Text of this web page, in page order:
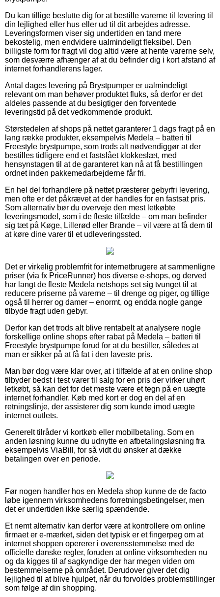
Du kan tillige beslutte dig for at bestille varerne til levering til
din lejlighed eller hus eller ud til dit arbejdes adresse.
Leveringsformen viser sig undertiden en tand mere
bekostelig, men endvidere ualmindeligt fleksibel. Den
billigste form for fragt vil dog altid være at hente varerne selv,
som desværre afhænger af at du befinder dig i kort afstand af
internet forhandlerens lager.
Antal dages levering på Brystpumper er ualmindeligt
relevant om man behøver produktet fluks, så derfor er det
aldeles passende at du besigtiger den forventede
leveringstid på det vedkommende produkt.
Størstedelen af shops på nettet garanterer 1 dags fragt på en
lang række produkter, eksempelvis Medela – batteri til
Freestyle brystpumpe, som trods alt nødvendiggør at der
bestilles tidligere end et fastslået klokkeslæt, med
hensynstagen til at de garanteret kan nå at få bestillingen
ordnet inden pakkemedarbejderne får fri.
En hel del forhandlere på nettet præsterer gebyrfri levering,
men ofte er det påkrævet at der handles for en fastsat pris.
Som alternativ bør du overveje den mest letkøbte
leveringsmodel, som i de fleste tilfælde – om man befinder
sig tæt på Køge, Lillerød eller Brande – vil være at få dem til
at køre dine varer til et udleveringssted.
Det er virkelig problemfrit for internetbrugere at sammenligne
priser (via fx PriceRunner) hos diverse e-shops, og derved
har langt de fleste Medela netshops set sig tvunget til at
reducere priserne på varerne – til drenge og piger, og tillige
også til herrer og damer – enormt, og endda nogle gange
tilbyde fragt uden gebyr.
Derfor kan det trods alt blive rentabelt at analysere nogle
forskellige online shops efter rabat på Medela – batteri til
Freestyle brystpumpe forud for at du bestiller, således at
man er sikker på at få fat i den laveste pris.
Man bør dog være klar over, at i tilfælde af at en online shop
tilbyder bedst i test varer til salg for en pris der virker uhørt
letkøbt, så kan det for det meste være et tegn på en uægte
internet forhandler. Køb med kort er dog en del af en
retningslinje, der assisterer dig som kunde imod uægte
internet outlets.
Generelt tilråder vi kortkøb eller mobilbetaling. Som en
anden løsning kunne du udnytte en afbetalingsløsning fra
eksempelvis ViaBill, for så vidt du ønsker at dække
betalingen over en periode.
Før nogen handler hos en Medela shop kunne de de facto
løbe igennem virksomhedens forretningsbetingelser, men
det er undertiden ikke særlig spændende.
Et nemt alternativ kan derfor være at kontrollere om online
firmaet er e-mærket, siden det typisk er et fingerpeg om at
internet shoppen opererer i overensstemmelse med de
officielle danske regler, foruden at online virksomheden nu
og da kigges til af sagkyndige der har megen viden om
bestemmelserne på området. Derudover giver det dig
lejlighed til at blive hjulpet, når du forvoldes problemstillinger
som følge af din shopping.